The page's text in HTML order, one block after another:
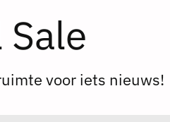
Sale
voor iets nieuws!